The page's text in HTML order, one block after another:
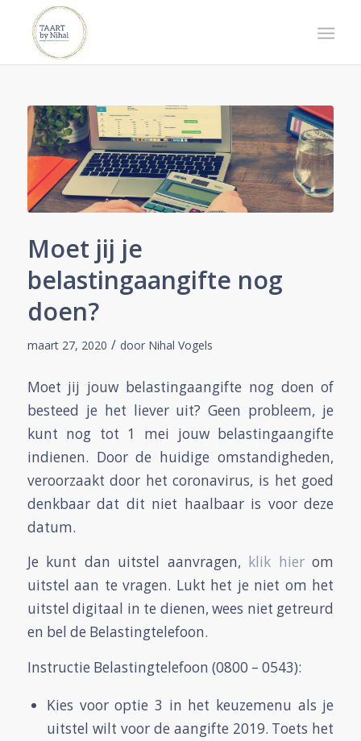
Moet jij je
belastingaangifte nog
doen?
maart 27, 2020 / door Nihal Vogels
Moet jij jouw belastingaangifte nog doen of
besteed je het liever uit? Geen probleem, je
kunt nog tot 1 mei jouw belastingaangifte
indienen. Door de huidige omstandigheden,
veroorzaakt door het coronavirus, is het goed
denkbaar dat dit niet haalbaar is voor deze
datum.
Je kunt dan uitstel aanvragen, klik hierom
uitstel aan te vragen. Lukt het je niet om het
uitstel digitaal in te dienen, wees niet getreurd
en bel de Belastingtelefoon.
Instructie Belastingtelefoon (0800 – 0543):
Kies voor optie 3 in het keuzemenu als je
uitstel wilt voor de aangifte 2019. Toets het